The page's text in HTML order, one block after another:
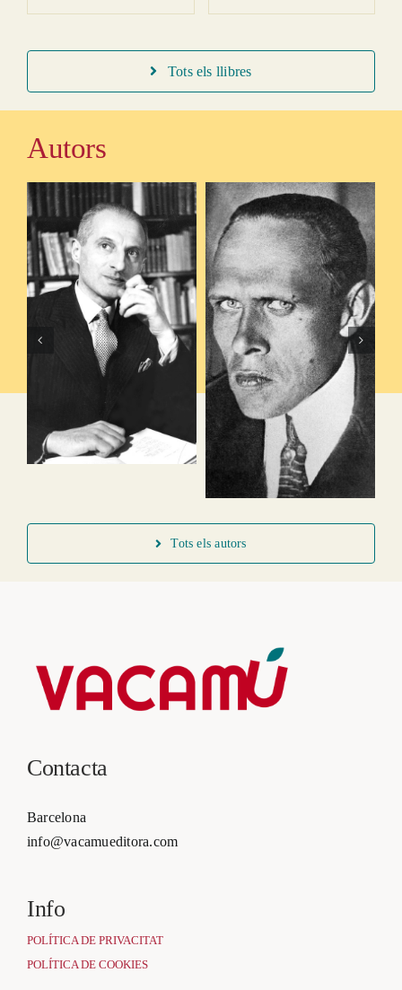
Tots els llibres
Autors
Tuwim, Julian
Kharms,
Daniïl
Tots els autors
Contacta
Barcelona
info@vacamueditora.com
Info
POLÍTICA DE PRIVACITAT
POLÍTICA DE COOKIES